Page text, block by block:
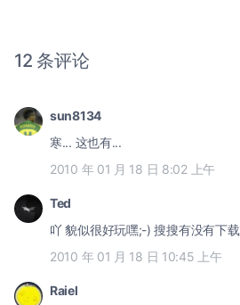
12 条评论
sun8134
寒... 这也有...
2010 年 01 月 18 日 8:02 上午
Ted
吖 貌似很好玩嘿;-) 搜搜有没有下载
2010 年 01 月 18 日 10:45 上午
Raiel